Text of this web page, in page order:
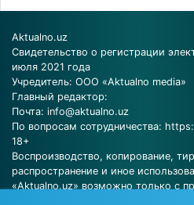
Aktualno.uz
Свидетельство о регистрации
июля 2021 года
Учредитель: ООО «Aktualno media»
Главный редактор:
Почта: info@aktualno.uz
По вопросам сотрудничества:
18+
Воспроизводство, копирование,
распространение и иное
«Aktualno.uz» возможно только с